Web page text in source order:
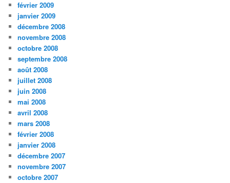
février 2009
janvier 2009
décembre 2008
novembre 2008
octobre 2008
septembre 2008
août 2008
juillet 2008
juin 2008
mai 2008
avril 2008
mars 2008
février 2008
janvier 2008
décembre 2007
novembre 2007
octobre 2007